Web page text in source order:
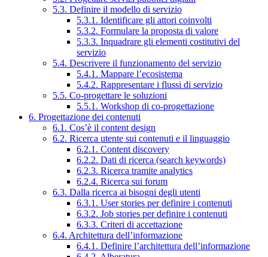
5.3. Definire il modello di servizio
5.3.1. Identificare gli attori coinvolti
5.3.2. Formulare la proposta di valore
5.3.3. Inquadrare gli elementi costitutivi del
servizio
5.4. Descrivere il funzionamento del servizio
5.4.1. Mappare l’ecosistema
5.4.2. Rappresentare i flussi di servizio
5.5. Co-progettare le soluzioni
5.5.1. Workshop di co-progettazione
6. Progettazione dei contenuti
6.1. Cos’è il content design
6.2. Ricerca utente sui contenuti e il linguaggio
6.2.1. Content discovery
6.2.2. Dati di ricerca (search keywords)
6.2.3. Ricerca tramite analytics
6.2.4. Ricerca sui forum
6.3. Dalla ricerca ai bisogni degli utenti
6.3.1. User stories per definire i contenuti
6.3.2. Job stories per definire i contenuti
6.3.3. Criteri di accettazione
6.4. Architettura dell’informazione
6.4.1. Definire l’architettura dell’informazione